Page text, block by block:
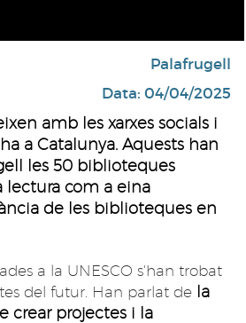
Palafrugell
Data: 04/04/2025
amb les xarxes socials i
a Catalunya. Aquests han
les 50 biblioteques
lectura com a eina
de les biblioteques en
a la UNESCO s'han trobat
del futur. Han parlat de la
crear projectes i la